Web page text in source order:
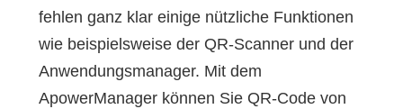
fehlen ganz klar einige nützliche Funktionen
wie beispielsweise der QR-Scanner und der
Anwendungsmanager. Mit dem
ApowerManager können Sie QR-Code von